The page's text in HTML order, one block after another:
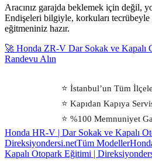
Aracınız garajda beklemek için değil,
Endişeleri bilgiyle, korkuları
eğitmeniniz hazır.
🚀 Honda ZR-V Dar Sokak ve Kapalı
Randevu Alın
⭐ İstanbul’un Tüm
⭐ Kapıdan Kapıya
⭐ %100 Memnuniyet
Honda HR-V | Dar Sokak ve Kapalı
Direksiyondersi.netTüm Modeller
Kapalı Otopark Eğitimi |